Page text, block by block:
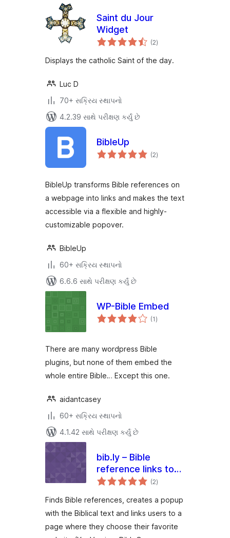
Saint du Jour
Widget
(2કુલ
રેટિંગ્સ
)
Displays the catholic Saint of the day.
Luc D
70+ સક્રિય સ્થાપનો
4.2.39 સાથે પરીક્ષણ કર્યું છે
BibleUp
(2કુલ
રેટિંગ્સ
)
BibleUp transforms Bible references on
a webpage into links and makes the text
accessible via a flexible and highly-
customizable popover.
BibleUp
60+ સક્રિય સ્થાપનો
6.6.6 સાથે પરીક્ષણ કર્યું છે
WP-Bible Embed
(1કુલ
રેટિંગ્સ
)
There are many wordpress Bible
plugins, but none of them embed the
whole entire Bible… Except this one.
aidantcasey
60+ સક્રિય સ્થાપનો
4.1.42 સાથે પરીક્ષણ કર્યું છે
bib.ly – Bible
reference links to
all bible sites(2કુલ
રેટિંગ્સ
)
Finds Bible references, creates a popup
with the Biblical text and links users to a
page where they choose their favorite